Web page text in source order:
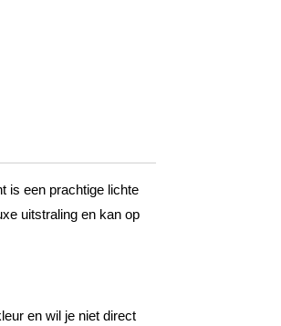
is een prachtige lichte
uitstraling en kan op
en wil je niet direct